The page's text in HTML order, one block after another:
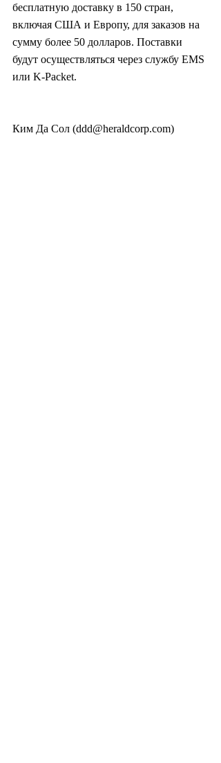
бесплатную доставку в 150 стран,
включая США и Европу, для заказов на
сумму более 50 долларов. Поставки
будут осуществляться через службу EMS
или K-Packet.
Ким Да Сол (ddd@heraldcorp.com)